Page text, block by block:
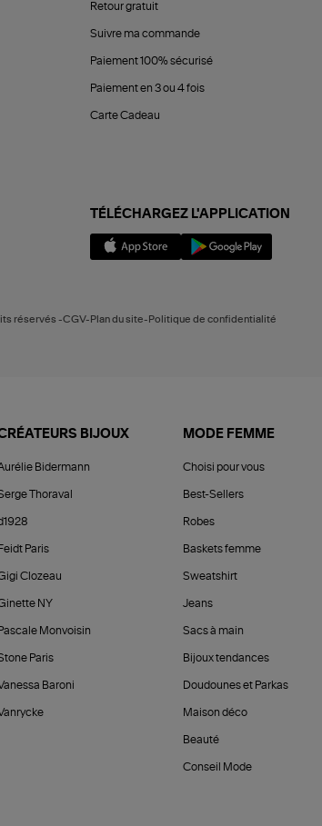
Retour gratuit
Suivre ma commande
Paiement 100% sécurisé
Paiement en 3 ou 4 fois
Carte Cadeau
TÉLÉCHARGEZ L'APPLICATION
réservés -CGV-Plan du site-Politique de confidentialité
BIJOUX
Bidermann
Thoraval
Feidt Paris
Clozeau
NY
Pascale Monvoisin
Paris
Baroni
MODE FEMME
Choisi pour vous
Best-Sellers
Robes
Baskets femme
Sweatshirt
Jeans
Sacs à main
Bijoux tendances
Doudounes et Parkas
Maison déco
Beauté
Conseil Mode